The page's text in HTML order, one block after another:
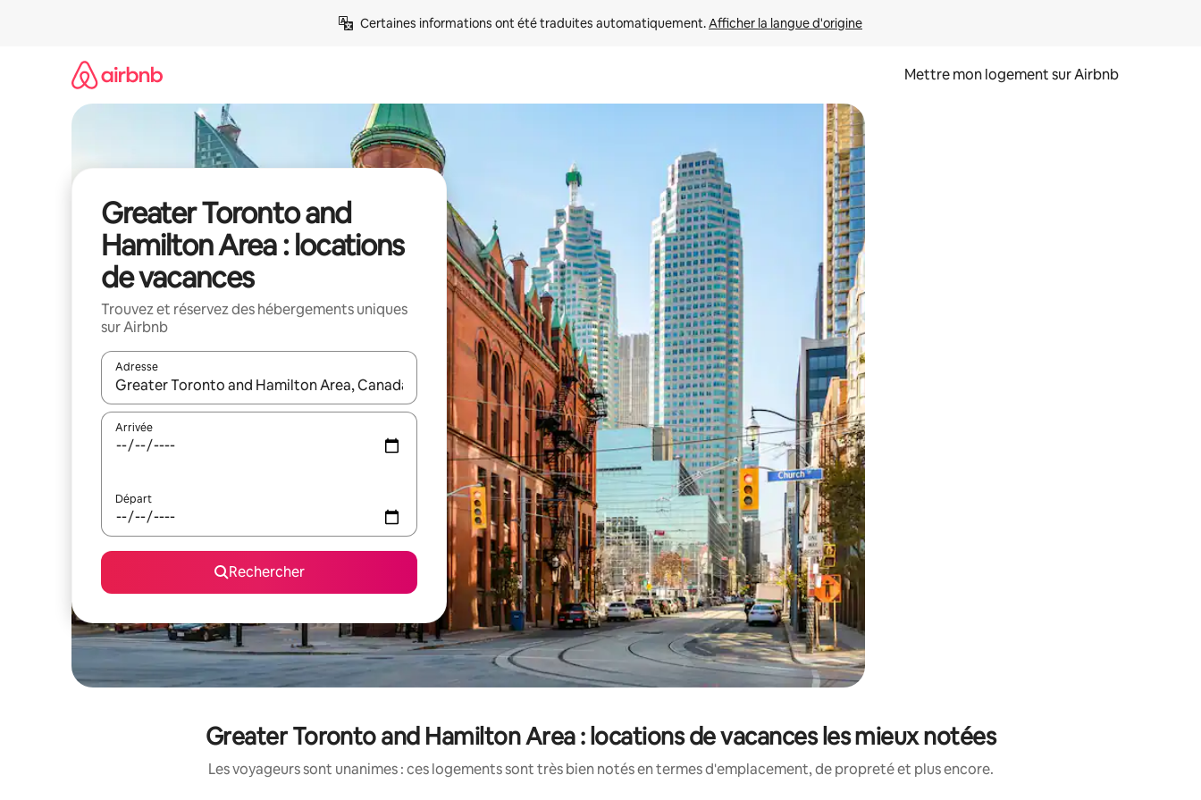
Certaines informations ont été traduites automatiquement. Afficher la langue d'origine
Mettre mon logement sur Airbnb
Greater Toronto and
Hamilton Area : locations
de vacances
Trouvez et réservez des hébergements uniques
sur Airbnb
Adresse
Lorsque les résultats s'affichent, utilisez les flèches vers le haut et vers le bas pour les parcourir ou en appuyant et en faisant glisser.
Arrivée
Départ
Rechercher
Greater Toronto and Hamilton Area : locations de vacances les mieux notées
Les voyageurs sont unanimes : ces logements sont très bien notés en termes d'emplacement, de propreté et plus encore.